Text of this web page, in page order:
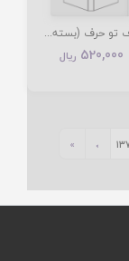
حرف تو حرف (بسته شماره 3) (زرد)
520,000 ریال
›
»